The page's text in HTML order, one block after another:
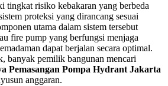
tingkat risiko kebakaran yang berbeda
proteksi yang dirancang sesuai
utama dalam sistem tersebut
fire pump yang berfungsi menjaga
dapat berjalan secara optimal.
banyak pemilik bangunan mencari
Pemasangan Pompa Hydrant Jakarta
anggaran.